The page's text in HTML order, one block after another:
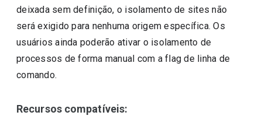
deixada sem definição, o isolamento de sites não
será exigido para nenhuma origem específica. Os
usuários ainda poderão ativar o isolamento de
processos de forma manual com a flag de linha de
comando.
Recursos compatíveis: